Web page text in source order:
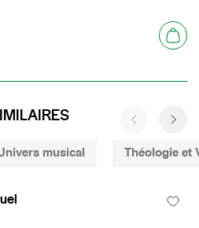
musical Théologie et